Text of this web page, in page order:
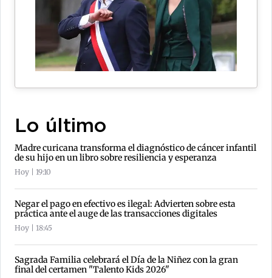
Lo último
Madre curicana transforma el diagnóstico de cáncer infantil
de su hijo en un libro sobre resiliencia y esperanza
Hoy | 19:10
Negar el pago en efectivo es ilegal: Advierten sobre esta
práctica ante el auge de las transacciones digitales
Hoy | 18:45
Sagrada Familia celebrará el Día de la Niñez con la gran
final del certamen "Talento Kids 2026"